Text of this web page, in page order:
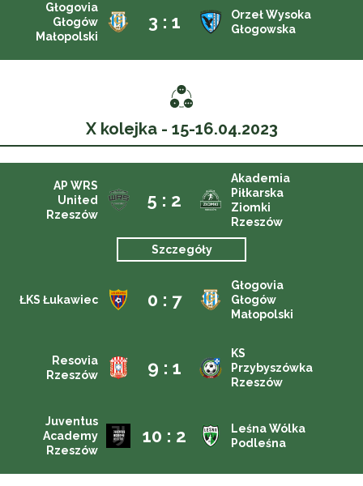
Głogovia
Głogów
Małopolski
3 : 1
Orzeł Wysoka
Głogowska
X kolejka - 15-16.04.2023
AP WRS
United
Rzeszów
5 : 2
Akademia
Piłkarska
Ziomki
Rzeszów
Szczegóły
ŁKS Łukawiec 0 : 7
Głogovia
Głogów
Małopolski
Resovia
Rzeszów
9 : 1
KS
Przybyszówka
Rzeszów
Juventus
Academy
Rzeszów
10 : 2
Leśna Wólka
Podleśna